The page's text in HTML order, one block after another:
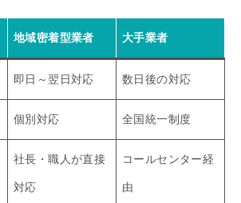
地域密着型業者 大手業者
即日～翌日対応 数日後の対応
個別対応 全国統一制度
社長・職人が直接
対応
コールセンター経
由